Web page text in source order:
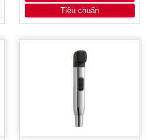
Tiêu chuẩn